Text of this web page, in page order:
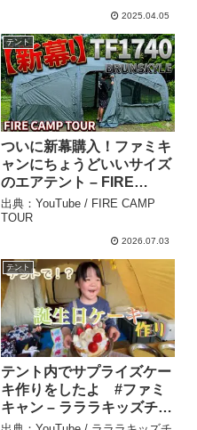
2025.04.05
テント
ついに新幕購入！ファミキ
ャンにちょうどいいサイズ
のエアテント – FIRE
CAMP TOUR
出典：YouTube / FIRE CAMP
TOUR
2026.07.03
テント
テント内でサプライズケー
キ作りをしたよ #ファミ
キャン – ラララキッズチャ
ンネル☆Lalala Kids